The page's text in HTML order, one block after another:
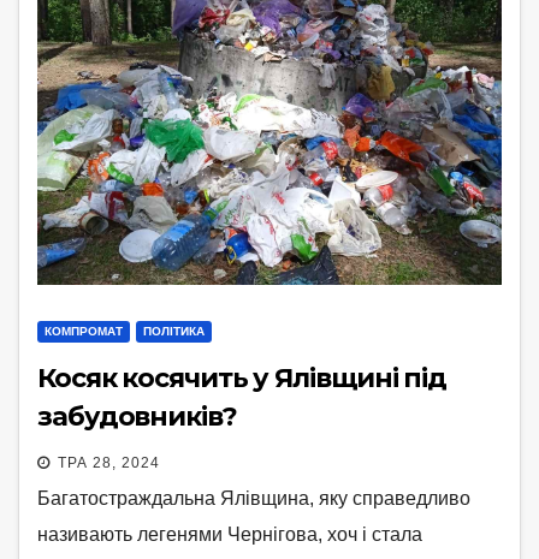
КОМПРОМАТ ПОЛІТИКА
Косяк косячить у Ялівщині під
забудовників?
ТРА 28, 2024
Багатостраждальна Ялівщина, яку справедливо
називають легенями Чернігова, хоч і стала